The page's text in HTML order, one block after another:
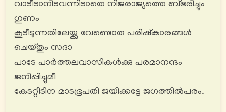
വാടീടാനിടവന്നിടാതെ നിജരാജ്യത്തെ ബ്ഭരിച്ചും
ഗുണം
കൂടീടുന്നതിലേയ്ക്കു വേണ്ടൊരു പരിഷ്കാരങ്ങൾ
ചെയ്തും സദാ
പാടേ പാര്‍ത്തലവാസികൾക്കു പരമാനന്ദം
ജനിപ്പിച്ചുമീ
കേടറ്റീടിന മാടഭൂപതി ജയിക്കട്ടേ ജഗത്തിൽപരം.